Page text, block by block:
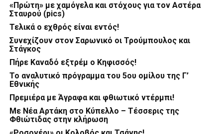
«Πρώτη» με χαμόγελα και στόχους για τον Αστέρα
Σταυρού (pics)
Τελικά ο εχθρός είναι εντός!
Συνεχίζουν στον Σαρωνικό οι Τρούμπουλος και
Στάγκος
Πήρε Καναδό εξτρέμ ο Κηφισσός!
Το αναλυτικό πρόγραμμα του 5ου ομίλου της Γ’
Εθνικής
Πρεμιέρα με Άγραφα και φθιωτικό ντέρμπι!
Με Νέα Αρτάκη στο Κύπελλο – Τέσσερις της
Φθιώτιδας στην κλήρωση